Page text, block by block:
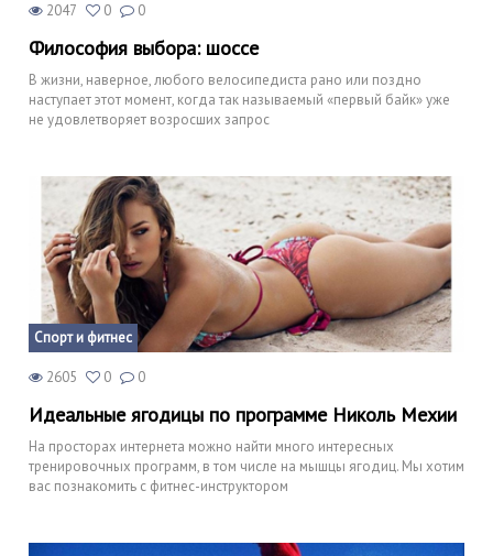
2047 0 0
Философия выбора: шоссе
В жизни, наверное, любого велосипедиста рано или поздно
наступает этот момент, когда так называемый «первый байк» уже
не удовлетворяет возросших запрос
Спорт и фитнес
2605 0 0
Идеальные ягодицы по программе Николь Мехии
На просторах интернета можно найти много интересных
тренировочных программ, в том числе на мышцы ягодиц. Мы хотим
вас познакомить с фитнес-инструктором